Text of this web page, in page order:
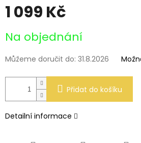
1 099 Kč
cena:
Na objednání
Můžeme doručit do: 31.8.2026
Přidat do košíku
Detailní informace